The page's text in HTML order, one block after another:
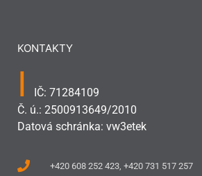
KONTAKTY
I
IČ: 71284109
Č. ú.: 2500913649/2010
Datová schránka: vw3etek
+420 608 252 423, +420 731 517 257